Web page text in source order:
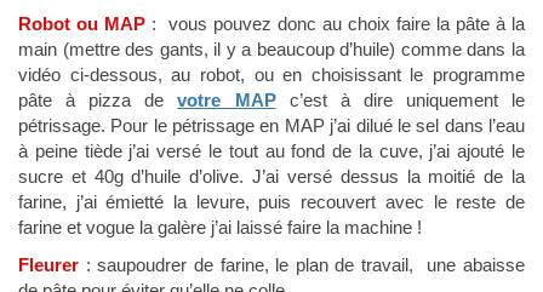
Robot ou MAP : vous pouvez donc au choix faire la pâte à la
main (mettre des gants, il y a beaucoup d’huile) comme dans la
vidéo ci-dessous, au robot, ou en choisissant le programme
pâte à pizza devotre MAPc’est à dire uniquement le
pétrissage. Pour le pétrissage en MAP j’ai dilué le sel dans l’eau
à peine tiède j’ai versé le tout au fond de la cuve, j’ai ajouté le
sucre et 40g d’huile d’olive. J’ai versé dessus la moitié de la
farine, j’ai émietté la levure, puis recouvert avec le reste de
farine et vogue la galère j’ai laissé faire la machine !
Fleurer : saupoudrer de farine, le plan de travail, une abaisse